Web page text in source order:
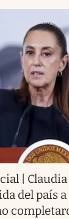
|
del país